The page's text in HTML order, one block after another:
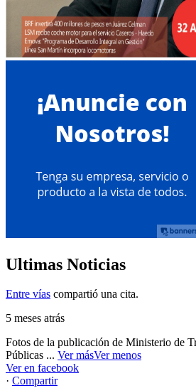
Ultimas Noticias
Entre vías compartió una cita.
5 meses atrás
Fotos de la publicación de Ministerio de
Públicas ... Ver másVer menos
Ver en facebook
· Compartir